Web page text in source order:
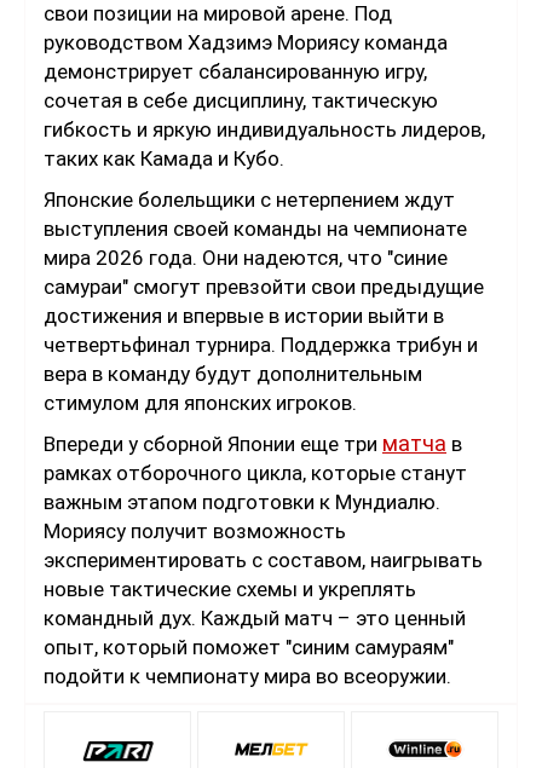
свои позиции на мировой арене. Под
руководством Хадзимэ Мориясу команда
демонстрирует сбалансированную игру,
сочетая в себе дисциплину, тактическую
гибкость и яркую индивидуальность лидеров,
таких как Камада и Кубо.
Японские болельщики с нетерпением ждут
выступления своей команды на чемпионате
мира 2026 года. Они надеются, что "синие
самураи" смогут превзойти свои предыдущие
достижения и впервые в истории выйти в
четвертьфинал турнира. Поддержка трибун и
вера в команду будут дополнительным
стимулом для японских игроков.
Впереди у сборной Японии еще три матча в
рамках отборочного цикла, которые станут
важным этапом подготовки к Мундиалю.
Мориясу получит возможность
экспериментировать с составом, наигрывать
новые тактические схемы и укреплять
командный дух. Каждый матч – это ценный
опыт, который поможет "синим самураям"
подойти к чемпионату мира во всеоружии.